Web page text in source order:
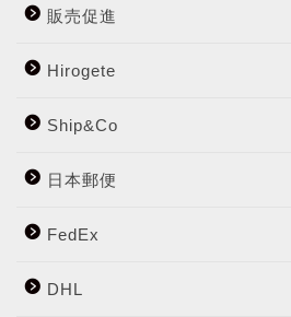
販売促進
Hirogete
Ship&Co
日本郵便
FedEx
DHL